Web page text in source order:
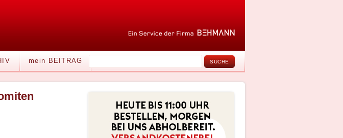
mein BEITRAG